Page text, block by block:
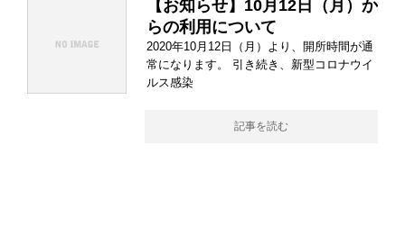
【お知らせ】10月12日（月）か
らの利用について
2020年10月12日（月）より、開所時間が通
常になります。 引き続き、新型コロナウイ
ルス感染
記事を読む